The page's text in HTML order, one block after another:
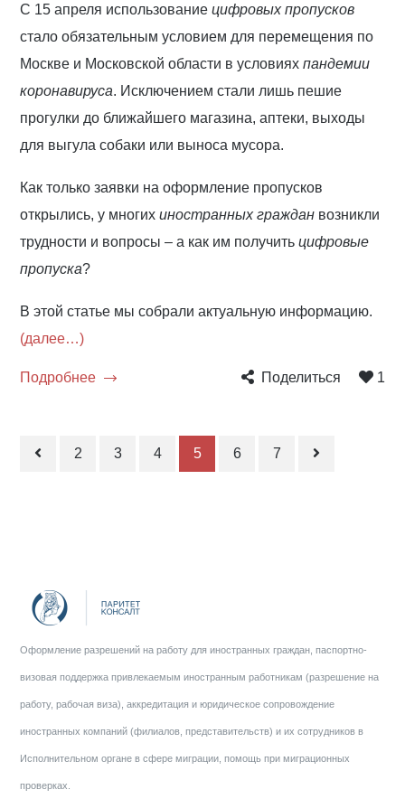
С 15 апреля использованиецифровых пропусков
стало обязательным условием для перемещения по
Москве и Московской области в условияхпандемии
коронавируса. Исключением стали лишь пешие
прогулки до ближайшего магазина, аптеки, выходы
для выгула собаки или выноса мусора.
Как только заявки на оформление пропусков
открылись, у многихиностранных граждан возникли
трудности и вопросы – а как им получитьцифровые
пропуска?
В этой статье мы собрали актуальную информацию.
(далее…)
Подробнее Поделиться 1
2 3 4 5 6 7
Оформление разрешений на работу для иностранных граждан, паспортно-
визовая поддержка привлекаемым иностранным работникам (разрешение на
работу, рабочая виза), аккредитация и юридическое сопровождение
иностранных компаний (филиалов, представительств) и их сотрудников в
Исполнительном органе в сфере миграции, помощь при миграционных
проверках.